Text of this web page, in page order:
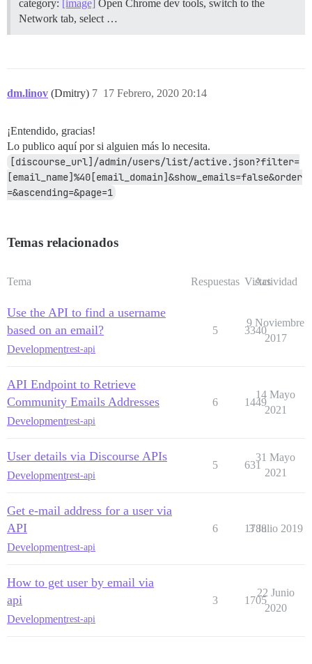
category: [image] Open Chrome dev tools, switch to the
Network tab, select …
dm.linov (Dmitry) 17 Febrero, 2020 20:14
7
¡Entendido, gracias!
Lo publico aquí por si alguien más lo necesita.
[discourse_url]/admin/users/list/active.json?filter=
[email_name]%40[email_domain]&show_emails=false&order
=&ascending=&page=1
Temas relacionados
Tema Respuestas Vistas
Actividad
Use the API to find a username
based on an email?
Developmentrest-api
5 3340
9 Noviembre
2017
API Endpoint to Retrieve
Community Emails Addresses
Developmentrest-api
6 1449
14 Mayo
2021
User details via Discourse APIs
Developmentrest-api
5 631
31 Mayo
2021
Get e-mail address for a user via
API
Developmentrest-api
6 1788
3 Julio 2019
How to get user by email via
api
Developmentrest-api
3 1705
22 Junio
2020